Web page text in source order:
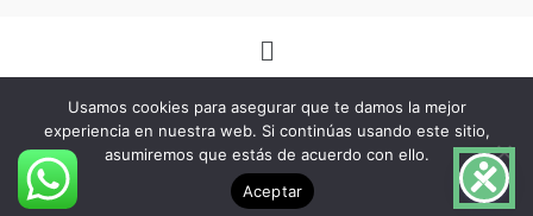
Menú
Copyright © 2026 -Herbo Lotus- | Diseñado por BSG Spain
Usamos cookies para asegurar que te damos la mejor
experiencia en nuestra web. Si continúas usando este sitio,
asumiremos que estás de acuerdo con ello.
Aceptar